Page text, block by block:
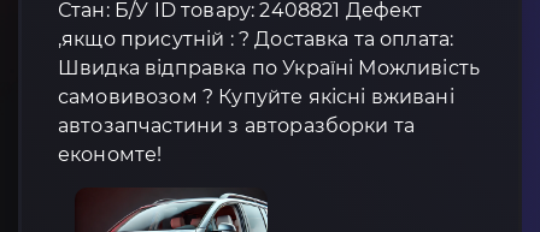
Стан: Б/У ID товару: 2408821 Дефект
,якщо присутній : ? Доставка та оплата:
Швидка відправка по Україні Можливість
самовивозом ? Купуйте якісні вживані
автозапчастини з авторазборки та
економте!